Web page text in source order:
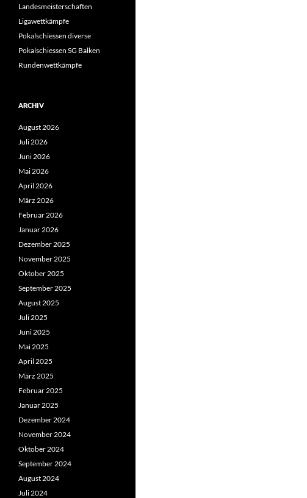
Landesmeisterschaften
Ligawettkämpfe
Pokalschiessen diverse
Pokalschiessen SG Balken
Rundenwettkämpfe
ARCHIV
August 2026
Juli 2026
Juni 2026
Mai 2026
April 2026
März 2026
Februar 2026
Januar 2026
Dezember 2025
November 2025
Oktober 2025
September 2025
August 2025
Juli 2025
Juni 2025
Mai 2025
April 2025
März 2025
Februar 2025
Januar 2025
Dezember 2024
November 2024
Oktober 2024
September 2024
August 2024
Juli 2024